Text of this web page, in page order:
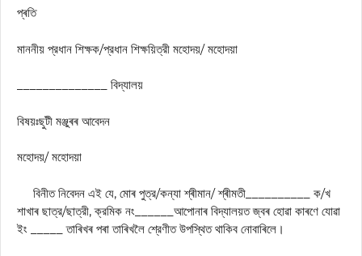
প্ৰতি
মাননীয় প্রধান শিক্ষক/প্রধান শিক্ষয়িত্রী মহোদয়/ মহোদয়া
______________ বিদ্যালয়
বিষয়ঃছুটী মঞ্জুৰৰ আবেদন
মহোদয়/ মহোদয়া
বিনীত নিবেদন এই যে, মােৰ পুত্র/কন্যা শ্ৰীমান/ শ্ৰীমতী__________ ক/খ
শাখাৰ ছাত্র/ছাত্রী, ক্রমিক নং______আপােনাৰ বিদ্যালয়ত জ্বৰ হোৱা কাৰণে যোৱা
ইং _____ তাৰিখৰ পৰা তাৰিখলৈ শ্রেণীত উপস্থিত থাকিব নােবাৰিলে।